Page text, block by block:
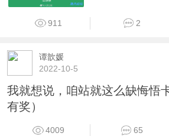
911 2
谭歆媛
2022-10-5
我就想说，咱站就这么缺悔悟
有奖）
4009 65